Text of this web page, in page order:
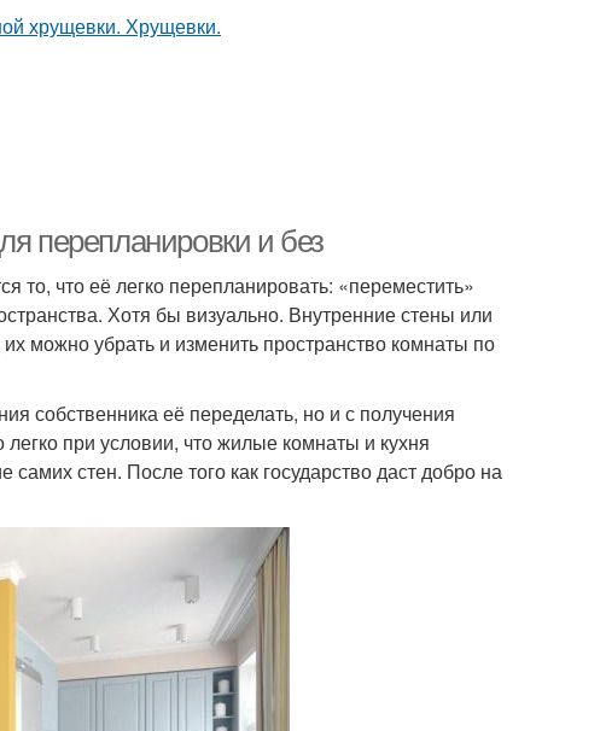
перепланировки и без
что её легко перепланировать: «переместить»
Хотя бы визуально. Внутренние стены или
можно убрать и изменить пространство комнаты по
собственника её переделать, но и с получения
при условии, что жилые комнаты и кухня
стен. После того как государство даст добро на